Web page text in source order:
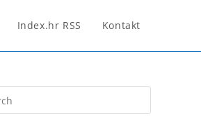
Index.hr RSS Kontakt
Escape